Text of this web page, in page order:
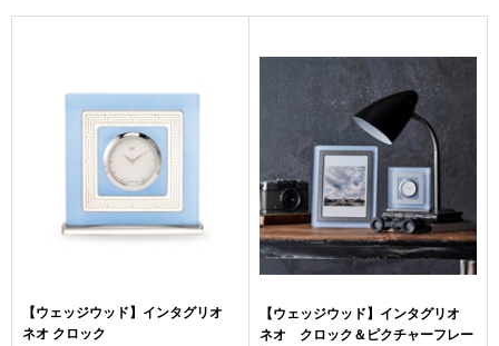
【ウェッジウッド】インタグリオ
ネオ クロック
【ウェッジウッド】インタグリオ
ネオ クロック＆ピクチャーフレー